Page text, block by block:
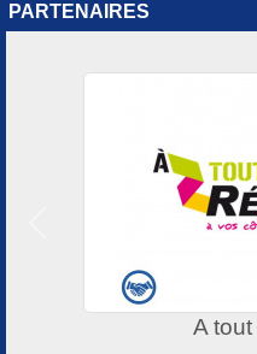
PARTENAIRES
A